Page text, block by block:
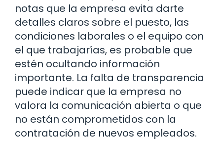
notas que la empresa evita darte
detalles claros sobre el puesto, las
condiciones laborales o el equipo con
el que trabajarías, es probable que
estén ocultando información
importante. La falta de transparencia
puede indicar que la empresa no
valora la comunicación abierta o que
no están comprometidos con la
contratación de nuevos empleados.